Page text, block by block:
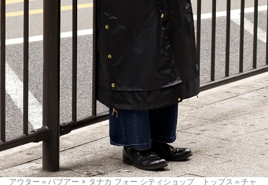
アウター＝バブアー × タナカ フォー シティショップ トップス＝チャ